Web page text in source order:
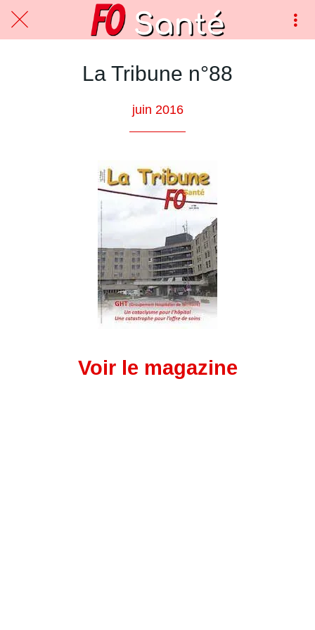
La Tribune n°88
juin 2016
Voir le magazine